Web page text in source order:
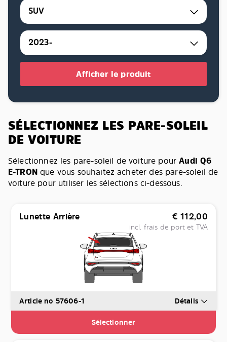
SUV
2023-
Afficher le produit
SÉLECTIONNEZ LES PARE-SOLEIL
DE VOITURE
Sélectionnez les pare-soleil de voiture pourAudi Q6
E-TRONque vous souhaitez acheter des pare-soleil de
voiture pour utiliser les sélections ci-dessous.
Lunette Arrière € 112,00
incl. frais de port et TVA
Article no 57606-1 Détails
Sélectionner